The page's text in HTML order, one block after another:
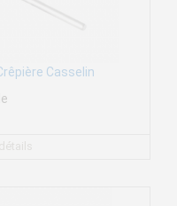
Casselin